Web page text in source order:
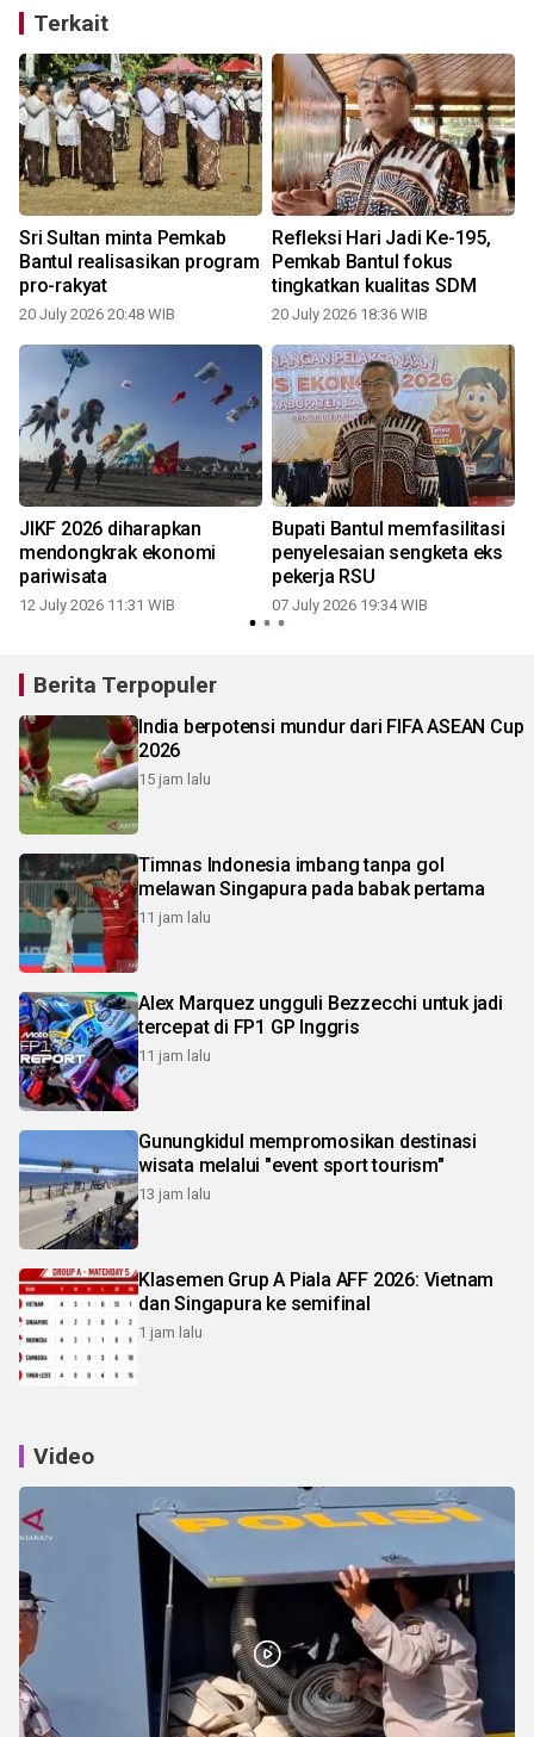
Terkait
Sri Sultan minta Pemkab
Bantul realisasikan program
pro-rakyat
20 July 2026 20:48 WIB
Refleksi Hari Jadi Ke-195,
Pemkab Bantul fokus
tingkatkan kualitas SDM
20 July 2026 18:36 WIB
JIKF 2026 diharapkan
mendongkrak ekonomi
pariwisata
12 July 2026 11:31 WIB
Bupati Bantul memfasilitasi
penyelesaian sengketa eks
pekerja RSU
07 July 2026 19:34 WIB
Berita Terpopuler
India berpotensi mundur dari FIFA ASEAN Cup
2026
15 jam lalu
Timnas Indonesia imbang tanpa gol
melawan Singapura pada babak pertama
11 jam lalu
Alex Marquez ungguli Bezzecchi untuk jadi
tercepat di FP1 GP Inggris
11 jam lalu
Gunungkidul mempromosikan destinasi
wisata melalui "event sport tourism"
13 jam lalu
Klasemen Grup A Piala AFF 2026: Vietnam
dan Singapura ke semifinal
1 jam lalu
Video